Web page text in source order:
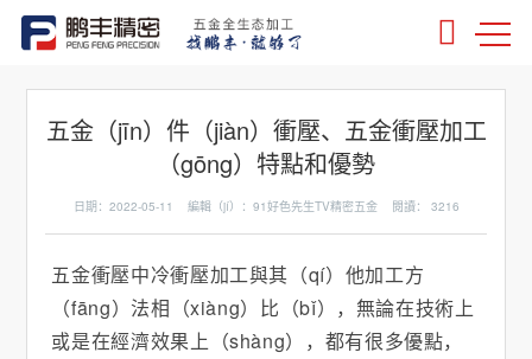
五金（jīn）件（jiàn）衝壓、五金衝壓加工
（gōng）特點和優勢
日期：2022-05-11 編輯（jí）：91好色先生TV精密五金 閱讀： 3216
五金衝壓中冷衝壓加工與其（qí）他加工方
（fāng）法相（xiàng）比（bǐ），無論在技術上
或是在經濟效果上（shàng），都有很多優點，